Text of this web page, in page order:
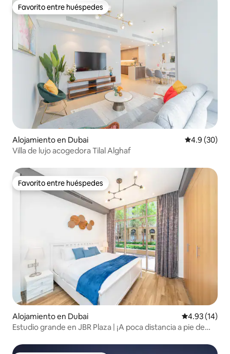
Favorito entre huéspedes
Favorito entre huéspedes
Alojamiento en Dubai Calificación
4.9 (30)
Villa de lujo acogedora Tilal Alghaf
Favorito entre huéspedes
Favorito entre huéspedes
Alojamiento en Dubai Calificación
4.93 (14)
Estudio grande en JBR Plaza | ¡A poca distancia a pie de